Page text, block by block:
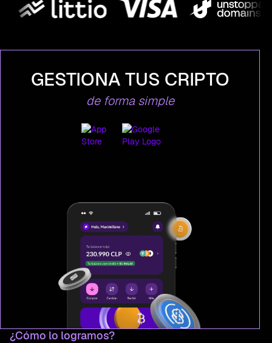
GESTIONA TUS CRIPTO
de forma simple
¿Cómo lo logramos?